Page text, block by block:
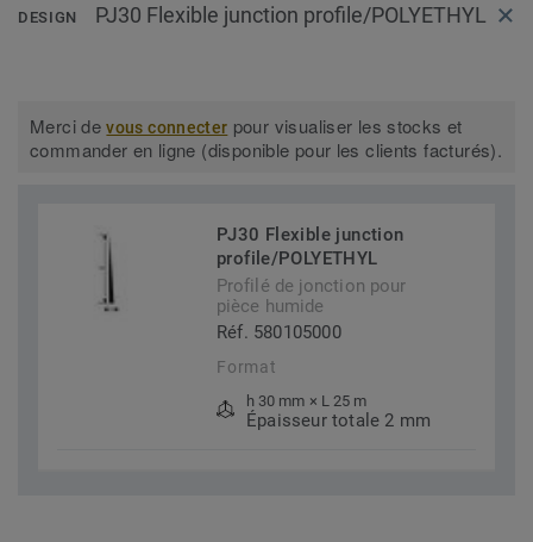
DESIGN PJ30 Flexible junction profile/POLYETHYL
Merci devous connecter pour visualiser les stocks et
commander en ligne (disponible pour les clients facturés).
PJ30 Flexible junction
profile/POLYETHYL
Profilé de jonction pour
pièce humide
Réf. 580105000
Format
h 30 mm × L 25 m
Épaisseur totale 2 mm